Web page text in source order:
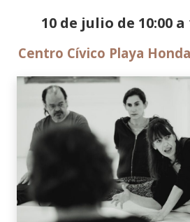
10 de julio de 10:00 a
Centro Cívico Playa